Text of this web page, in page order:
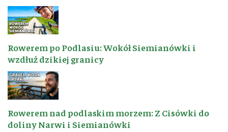
Rowerem po Podlasiu: Wokół Siemianówki i
wzdłuż dzikiej granicy
Rowerem nad podlaskim morzem: Z Cisówki do
doliny Narwi i Siemianówki